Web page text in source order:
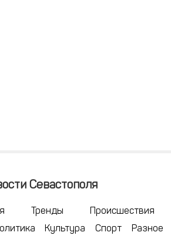
Севастополя
Тренды
Происшествия
Культура Спорт Разное